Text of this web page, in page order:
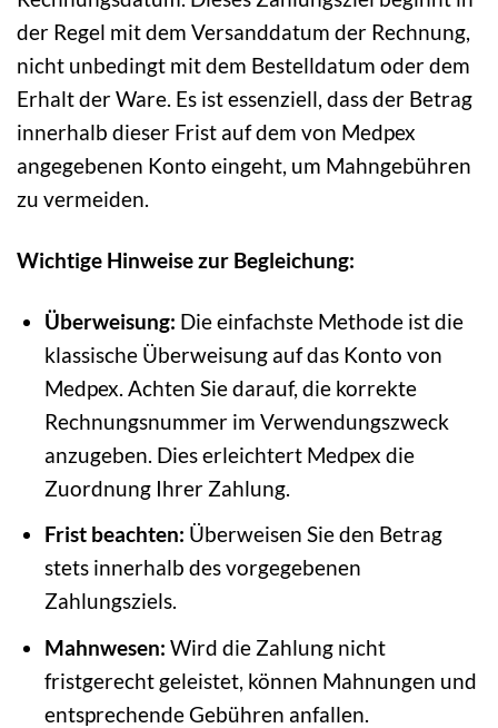
der Regel mit dem Versanddatum der Rechnung,
nicht unbedingt mit dem Bestelldatum oder dem
Erhalt der Ware. Es ist essenziell, dass der Betrag
innerhalb dieser Frist auf dem von Medpex
angegebenen Konto eingeht, um Mahngebühren
zu vermeiden.
Wichtige Hinweise zur Begleichung:
Überweisung: Die einfachste Methode ist die
klassische Überweisung auf das Konto von
Medpex. Achten Sie darauf, die korrekte
Rechnungsnummer im Verwendungszweck
anzugeben. Dies erleichtert Medpex die
Zuordnung Ihrer Zahlung.
Frist beachten: Überweisen Sie den Betrag
stets innerhalb des vorgegebenen
Zahlungsziels.
Mahnwesen: Wird die Zahlung nicht
fristgerecht geleistet, können Mahnungen und
entsprechende Gebühren anfallen.